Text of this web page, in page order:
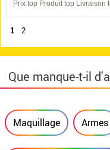
Prix top Produit top Livraison
1 2
Que manque-t-il
Maquillage Armes